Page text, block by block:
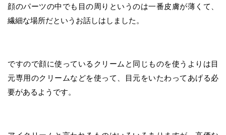
顔のパーツの中でも目の周りというのは一番皮膚が薄くて、
繊細な場所だというお話しはしました。
ですので顔に使っているクリームと同じものを使うよりは目
元専用のクリームなどを使って、目元をいたわってあげる必
要があるようです。